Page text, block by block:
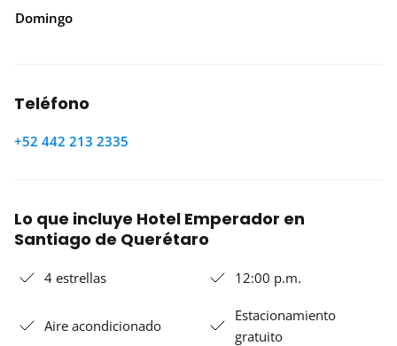
Domingo
Teléfono
+52 442 213 2335
Lo que incluye Hotel Emperador en
Santiago de Querétaro
4 estrellas 12:00 p.m.
Aire acondicionado
Estacionamiento
gratuito